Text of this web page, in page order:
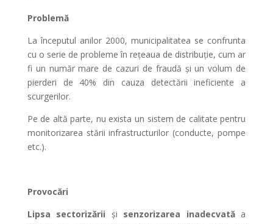
Problemă
La începutul anilor 2000, municipalitatea se confrunta
cu o serie de probleme în rețeaua de distribuție, cum ar
fi un număr mare de cazuri de fraudă și un volum de
pierderi de 40% din cauza detectării ineficiente a
scurgerilor.
Pe de altă parte, nu exista un sistem de calitate pentru
monitorizarea stării infrastructurilor (conducte, pompe
etc.).
Provocări
Lipsa sectorizării și senzorizarea inadecvatăa